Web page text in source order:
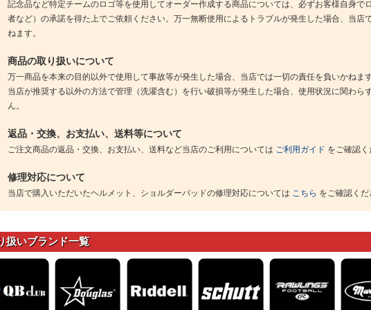
記念品など特定チームのロゴ等を使用してオーダー作成する商品については、必ずお客様自身で
者など）の承諾を得た上でご依頼ください。万一無断使用によるトラブルが発生した場合、当店
ねます。
商品の取り扱いについて
万一商品を本来の目的以外で使用して事故等が発生した場合、当店では一切の責任を負いかねま
当店が推奨する以外の方法で管理（洗濯含む）を行い破損等が発生した場合、使用状況に関わら
ん。
返品・交換、お支払い、送料等について
ご注文商品の返品・交換、お支払い、送料など当店のご利用については ご利用ガイド をご確認く
修理対応について
当店で購入いただいたヘルメット、ショルダーパッドの修理対応については こちら をご確認くだ
扱いブランド一覧